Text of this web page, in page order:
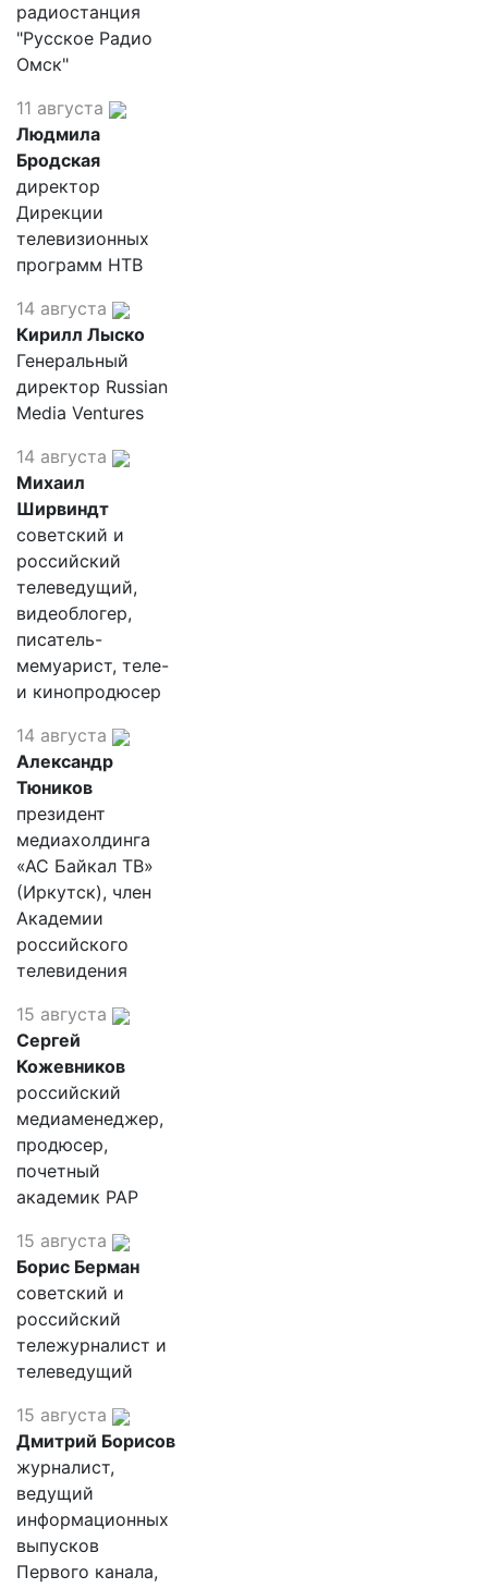
радиостанция
"Русское Радио
Омск"
11 августа
Людмила
Бродская
директор
Дирекции
телевизионных
программ НТВ
14 августа
Кирилл Лыско
Генеральный
директор Russian
Media Ventures
14 августа
Михаил
Ширвиндт
советский и
российский
телеведущий,
видеоблогер,
писатель-
мемуарист, теле-
и кинопродюсер
14 августа
Александр
Тюников
президент
медиахолдинга
«АС Байкал ТВ»
(Иркутск), член
Академии
российского
телевидения
15 августа
Сергей
Кожевников
российский
медиаменеджер,
продюсер,
почетный
академик РАР
15 августа
Борис Берман
советский и
российский
тележурналист и
телеведущий
15 августа
Дмитрий Борисов
журналист,
ведущий
информационных
выпусков
Первого канала,